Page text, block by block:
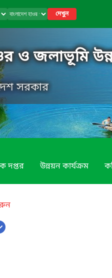
দেখুন
ও জলাভূমি
সরকার
দপ্তর উন্নয়ন কার্যক্রম